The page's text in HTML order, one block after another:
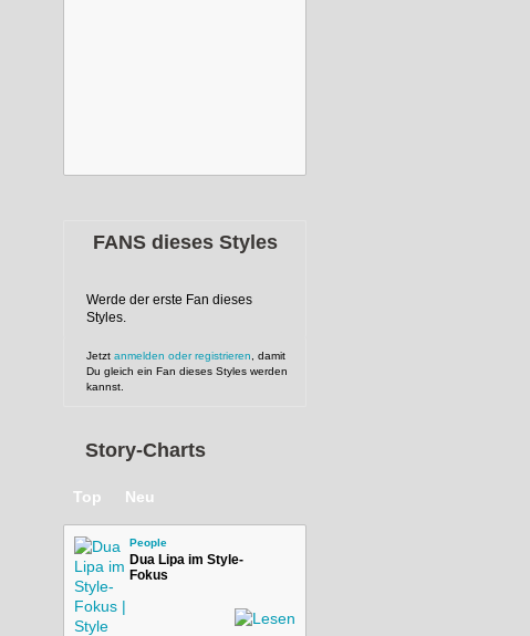
FANS dieses Styles
Werde der erste Fan dieses
Styles.
Jetzt anmelden oder registrieren , damit
Du gleich ein Fan dieses Styles werden
kannst.
Story-Charts
Top Neu
People
Dua Lipa im Style-
Fokus